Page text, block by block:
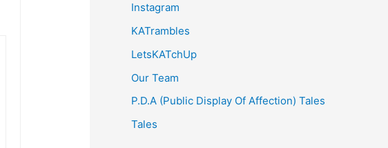
Instagram
KATrambles
LetsKATchUp
Our Team
P.D.A (Public Display Of Affection) Tales
Tales